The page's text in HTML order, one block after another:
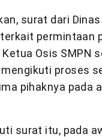
surat dari
permintaan
Osis SMPN
proses
pihaknya pada
surat itu, pada